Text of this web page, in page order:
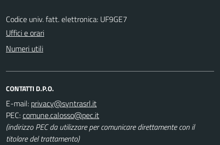
Codice univ. fatt. elettronica: UF9GE7
Uffici e orari
Numeri utili
CONTATTI D.P.O.
E-mail:
PEC:
(indirizzo PEC da utilizzare per comunicare direttamente con il
titolare del trattamento)